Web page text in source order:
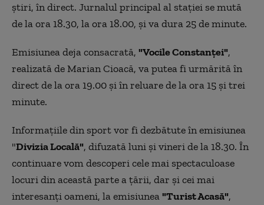
ştiri, în direct. Jurnalul principal al staţiei se mută
de la ora 18.30, la ora 18.00, şi va dura 25 de minute.
Emisiunea deja consacrată, "Vocile Constanţei",
realizată de Marian Cioacă, va putea fi urmărită în
direct de la ora 19.00 şi în reluare de la ora 15 şi trei
minute.
Informaţiile din sport vor fi dezbătute în emisiunea
"Divizia Locală", difuzată luni şi vineri de la 18.30. În
continuare vom descoperi cele mai spectaculoase
locuri din această parte a ţării, dar şi cei mai
interesanţi oameni, la emisiunea"Turist Acasă",